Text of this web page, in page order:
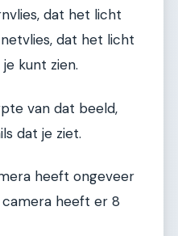
dat het licht
dat het licht
kunt zien.
van dat beeld,
dat je ziet.
heeft ongeveer
camera heeft er 8